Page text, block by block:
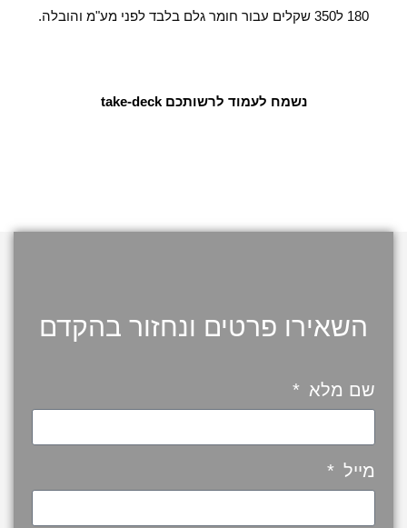
180 ל350 שקלים עבור חומר גלם בלבד לפני מע"מ והובלה.
נשמח לעמוד לרשותכם take-deck
השאירו פרטים ונחזור בהקדם
שם מלא
מייל